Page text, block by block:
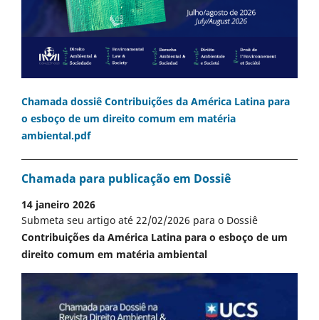
Chamada dossiê Contribuições da América Latina para
o esboço de um direito comum em matéria
ambiental.pdf
Chamada para publicação em Dossiê
14 janeiro 2026
Submeta seu artigo até 22/02/2026 para o Dossiê
Contribuições da América Latina para o esboço de um
direito comum em matéria ambiental